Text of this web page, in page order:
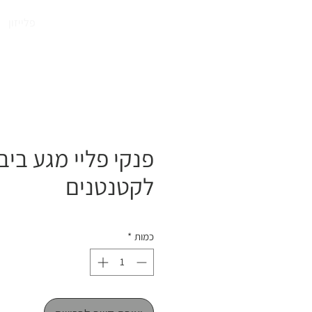
פנקי פליי מגע
לקטנטנים
כמות *